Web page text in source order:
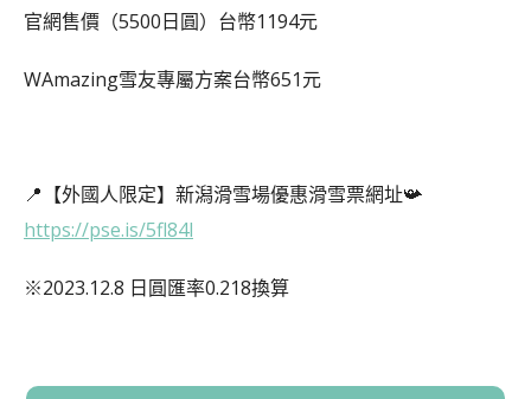
官網售價（5500日圓）台幣1194元
WAmazing雪友專屬方案台幣651元
📍【外國人限定】新潟滑雪場優惠滑雪票網址📯
https://pse.is/5fl84l
※2023.12.8 日圓匯率0.218換算